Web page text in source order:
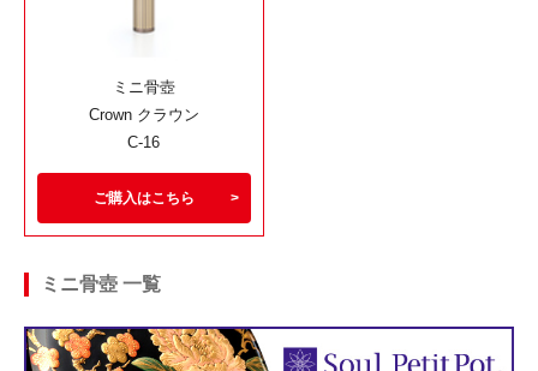
ミニ骨壺
Crown クラウン
C-16
ご購入はこちら
ミニ骨壺 一覧